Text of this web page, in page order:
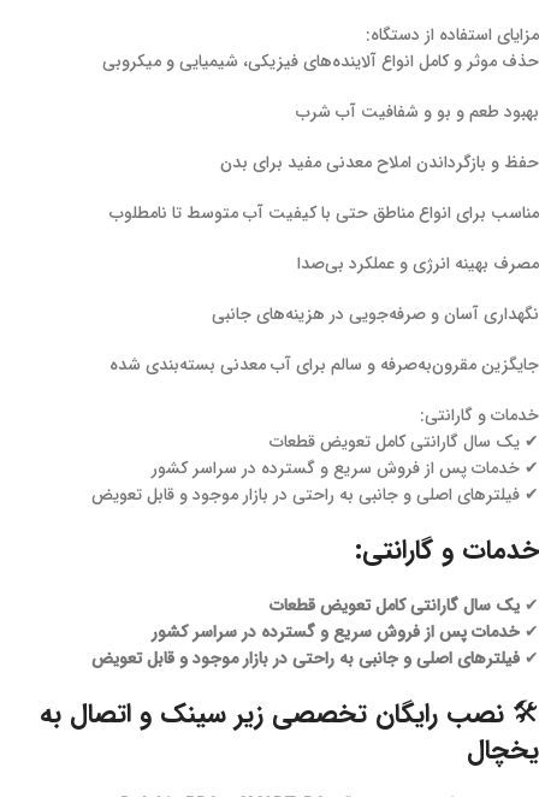
مزایای استفاده از دستگاه:
حذف موثر و کامل انواع آلاینده‌های فیزیکی، شیمیایی و میکروبی
بهبود طعم و بو و شفافیت آب شرب
حفظ و بازگرداندن املاح معدنی مفید برای بدن
مناسب برای انواع مناطق حتی با کیفیت آب متوسط تا نامطلوب
مصرف بهینه انرژی و عملکرد بی‌صدا
نگهداری آسان و صرفه‌جویی در هزینه‌های جانبی
جایگزین مقرون‌به‌صرفه و سالم برای آب معدنی بسته‌بندی شده
خدمات و گارانتی:
✔ یک سال گارانتی کامل تعویض قطعات
✔ خدمات پس از فروش سریع و گسترده در سراسر کشور
✔ فیلترهای اصلی و جانبی به راحتی در بازار موجود و قابل تعویض
خدمات و گارانتی:
✔ یک سال گارانتی کامل تعویض قطعات
✔ خدمات پس از فروش سریع و گسترده در سراسر کشور
✔ فیلترهای اصلی و جانبی به راحتی در بازار موجود و قابل تعویض
🛠 نصب رایگان تخصصی زیر سینک و اتصال به
یخچال